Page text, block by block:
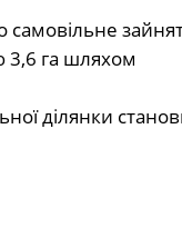
3,6 га шляхом
ділянки